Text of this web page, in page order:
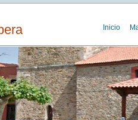
Inicio